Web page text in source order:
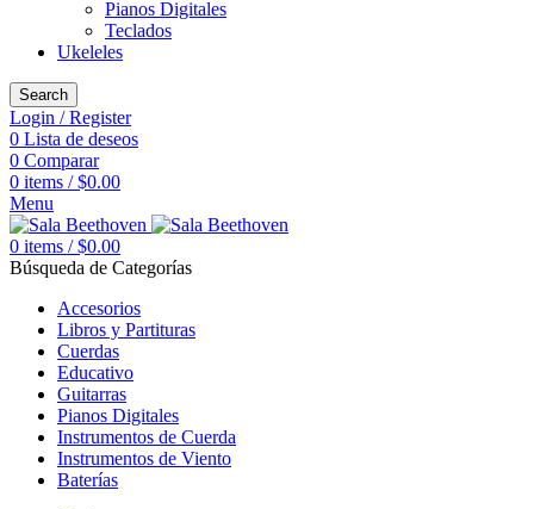
Pianos Digitales
Teclados
Ukeleles
Search
Login / Register
0 Lista de deseos
0 Comparar
0 items / $0.00
Menu
0 items / $0.00
Búsqueda de Categorías
Accesorios
Libros y Partituras
Cuerdas
Educativo
Guitarras
Pianos Digitales
Instrumentos de Cuerda
Instrumentos de Viento
Baterías